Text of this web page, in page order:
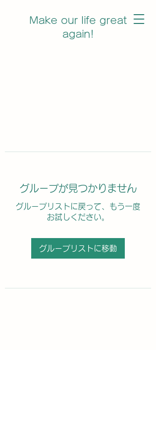
Make our life great
again!
グループが見つかりません
グループリストに戻って、もう一度
お試しください。
グループリストに移動